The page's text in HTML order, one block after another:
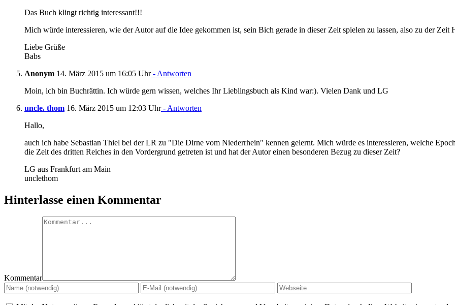
Das Buch klingt richtig interessant!!!
Mich würde interessieren, wie der Autor auf die Idee gekommen ist, sein Bich gerade in dieser Zeit spielen zu lassen, also zu der Zeit
Liebe Grüße
Babs
Anonym 14. März 2015 um 16:05 Uhr- Antworten
Moin, ich bin Buchrättin. Ich würde gern wissen, welches Ihr Lieblingsbuch als Kind war:). Vielen Dank und LG
uncle. thom 16. März 2015 um 12:03 Uhr- Antworten
Hallo,
auch ich habe Sebastian Thiel bei der LR zu "Die Dirne vom Niederrhein" kennen gelernt. Mich würde es interessieren, welche
die Zeit des dritten Reiches in den Vordergrund getreten ist und hat der Autor einen besonderen Bezug zu dieser Zeit?
LG aus Frankfurt am Main
unclethom
Hinterlasse einen Kommentar
Kommentar